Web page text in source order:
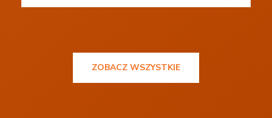
ZOBACZ WSZYSTKIE